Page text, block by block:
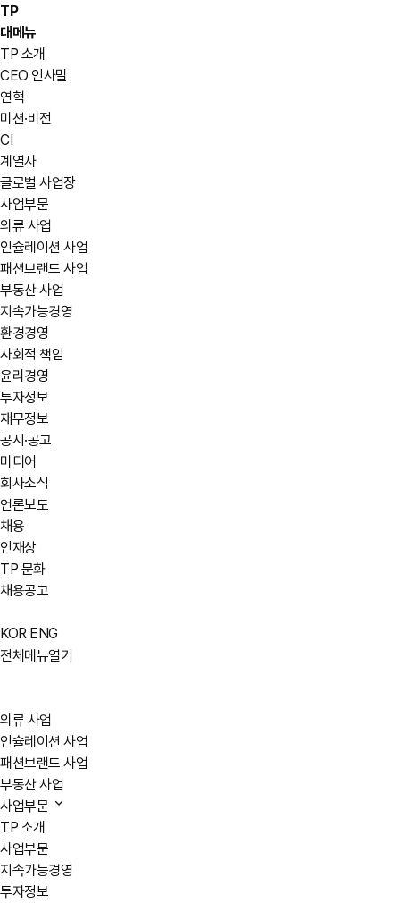
TP
대메뉴
TP 소개
CEO 인사말
연혁
미션·비전
CI
계열사
글로벌 사업장
사업부문
의류 사업
인슐레이션 사업
패션브랜드 사업
부동산 사업
지속가능경영
환경경영
사회적 책임
윤리경영
투자정보
재무정보
공시·공고
미디어
회사소식
언론보도
채용
인재상
TP 문화
채용공고
KOR ENG
전체메뉴열기
의류 사업
인슐레이션 사업
패션브랜드 사업
부동산 사업
사업부문
TP 소개
사업부문
지속가능경영
투자정보